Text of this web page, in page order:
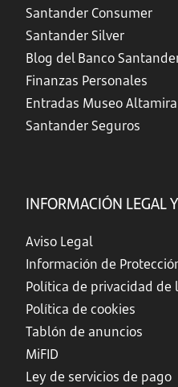
Santander Consumer
Santander Silver
Blog del Banco
Finanzas Personales
Entradas Museo Altamira
Santander Seguros
INFORMACIÓN LEGAL
Aviso Legal
Información de
Política de privacidad de
Política de cookies
Tablón de anuncios
MiFID
Ley de servicios de pago